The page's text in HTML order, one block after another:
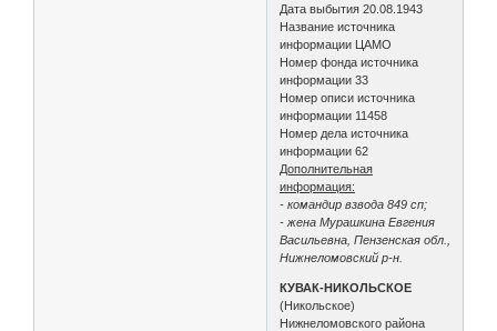
Дата выбытия 20.08.1943
Название источника
информации ЦАМО
Номер фонда источника
информации 33
Номер описи источника
информации 11458
Номер дела источника
информации 62
Дополнительная
информация:
- командир взвода 849 сп;
- жена Мурашкина Евгения
Васильевна, Пензенская обл.,
Нижнеломовский р-н.
КУВАК-НИКОЛЬСКОЕ
(Никольское)
Нижнеломовского района